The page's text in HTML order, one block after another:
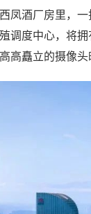
凤酒厂房里，
调度中心，将
高矗立的摄像